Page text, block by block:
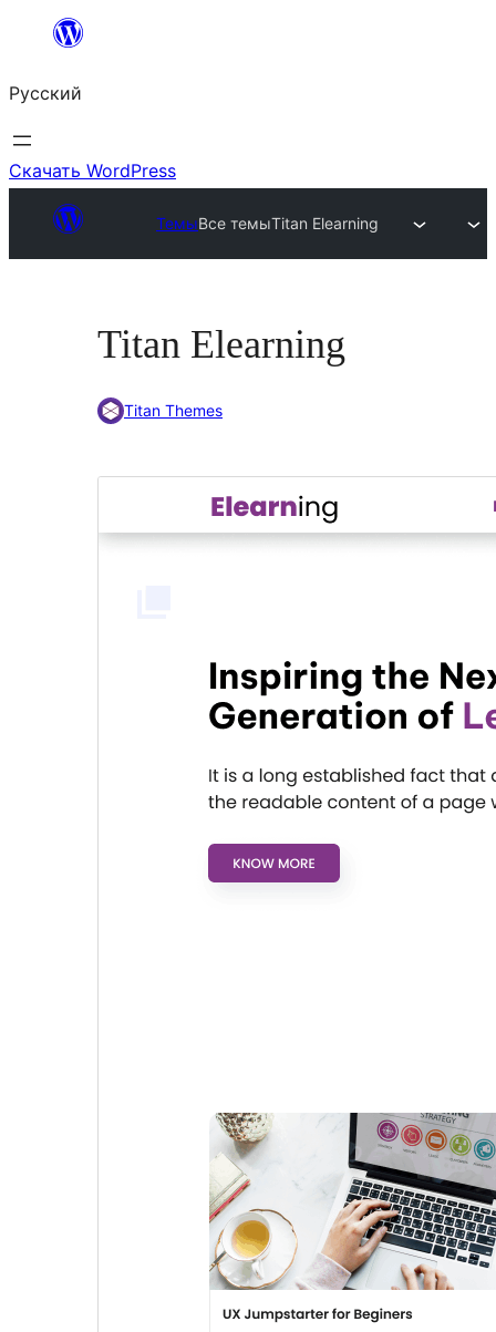
Перейти
содержимому
Русский
Скачать WordPress
ТемыВсе темыTitan Elearning
Titan Elearning
Titan Themes